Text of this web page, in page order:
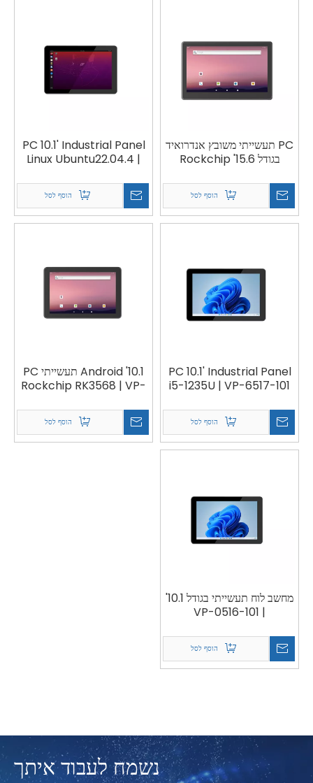
PC תעשייתי משובץ אנדרואיד
בגודל 15.6' Rockchip
הוסף לסל
PC 10.1' Industrial Panel
Linux Ubuntu22.04.4 |
הוסף לסל
PC 10.1' Industrial Panel
i5-1235U | VP-6517-101
הוסף לסל
10.1' Android תעשייתי PC
Rockchip RK3568 | VP-
הוסף לסל
מחשב לוח תעשייתי בגודל 10.1'
| VP-0516-101
הוסף לסל
נשמח לעבוד איתך